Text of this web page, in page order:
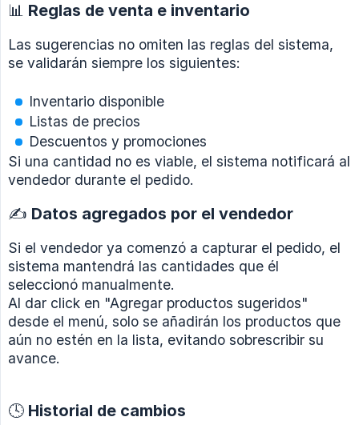
📊 Reglas de venta e inventario
Las sugerencias no omiten las reglas del sistema,
se validarán siempre los siguientes:
Inventario disponible
Listas de precios
Descuentos y promociones
Si una cantidad no es viable, el sistema notificará al
vendedor durante el pedido.
✍️ Datos agregados por el vendedor
Si el vendedor ya comenzó a capturar el pedido, el
sistema mantendrá las cantidades que él
seleccionó manualmente.
Al dar click en "Agregar productos sugeridos"
desde el menú, solo se añadirán los productos que
aún no estén en la lista, evitando sobrescribir su
avance.
🕓 Historial de cambios